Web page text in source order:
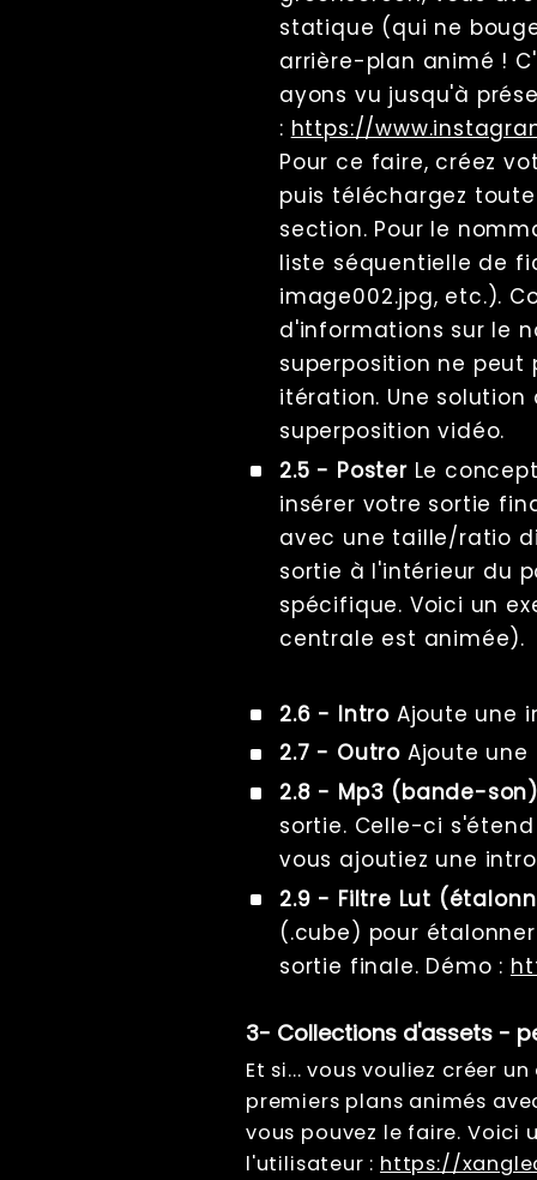
statique (qui ne
arrière-plan animé !
ayons vu jusqu'à
: https://
Pour ce faire, créez
puis téléchargez
section. Pour le
liste séquentielle de
image002.jpg, etc.).
d'informations sur le
superposition ne
itération. Une
superposition vidéo.
2.5 - Poster Le
insérer votre sortie
avec une taille/ratio
sortie à l'intérieur du
spécifique. Voici un
centrale est animée).
2.6 - Intro Ajoute une
2.7 - Outro Ajoute
2.8 - Mp3 (bande-
sortie. Celle-ci
vous ajoutiez une
2.9 - Filtre Lut
(.cube) pour
sortie finale. Démo :
3- Collections d'assets -
Et si... vous vouliez créer
premiers plans animés
vous pouvez le faire. Voici
l'utilisateur : https://